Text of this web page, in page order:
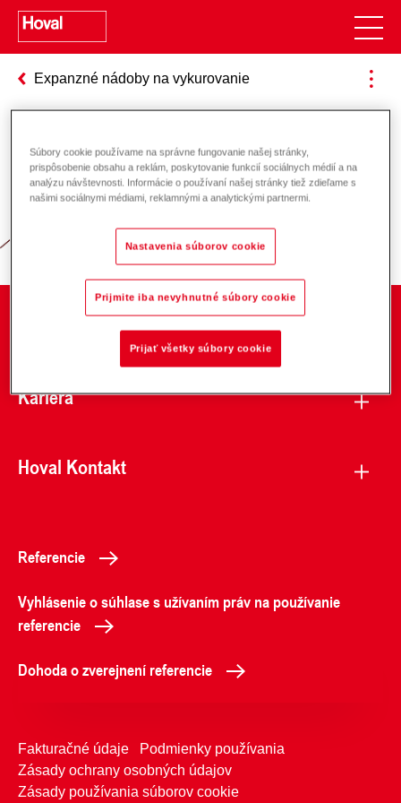
Expanzné nádoby na vykurovanie
Zodpovednosť za energiu a životné
prostredie
O spoločnosti
Kariéra
Hoval Kontakt
Referencie
Vyhlásenie o súhlase s užívaním práv na používanie
referencie
Dohoda o zverejnení referencie
Fakturačné údaje
Podmienky používania
Zásady ochrany osobných údajov
Zásady používania súborov cookie
Súbory cookie používame na správne fungovanie našej stránky,
prispôsobenie obsahu a reklám, poskytovanie funkcií sociálnych médií a na
analýzu návštevnosti. Informácie o používaní našej stránky tiež zdieľame s
našimi sociálnymi médiami, reklamnými a analytickými partnermi.
Nastavenia súborov cookie
Prijmite iba nevyhnutné súbory cookie
Prijať všetky súbory cookie